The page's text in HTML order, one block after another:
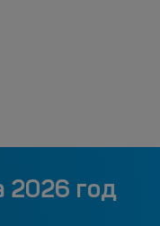
2026 год